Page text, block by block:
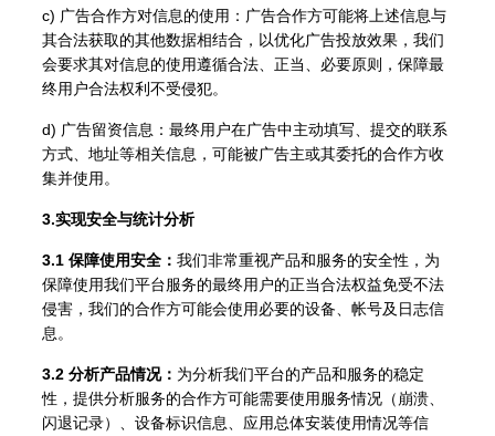
c) 广告合作方对信息的使用：广告合作方可能将上述信息与
其合法获取的其他数据相结合，以优化广告投放效果，我们
会要求其对信息的使用遵循合法、正当、必要原则，保障最
终用户合法权利不受侵犯。
d) 广告留资信息：最终用户在广告中主动填写、提交的联系
方式、地址等相关信息，可能被广告主或其委托的合作方收
集并使用。
3.实现安全与统计分析
3.1 保障使用安全： 我们非常重视产品和服务的安全性，为
保障使用我们平台服务的最终用户的正当合法权益免受不法
侵害，我们的合作方可能会使用必要的设备、帐号及日志信
息。
3.2 分析产品情况： 为分析我们平台的产品和服务的稳定
性，提供分析服务的合作方可能需要使用服务情况（崩溃、
闪退记录）、设备标识信息、应用总体安装使用情况等信